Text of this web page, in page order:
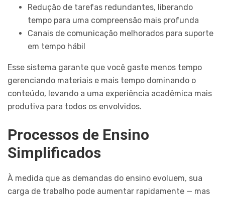
Redução de tarefas redundantes, liberando
tempo para uma compreensão mais profunda
Canais de comunicação melhorados para suporte
em tempo hábil
Esse sistema garante que você gaste menos tempo
gerenciando materiais e mais tempo dominando o
conteúdo, levando a uma experiência acadêmica mais
produtiva para todos os envolvidos.
Processos de Ensino
Simplificados
À medida que as demandas do ensino evoluem, sua
carga de trabalho pode aumentar rapidamente — mas